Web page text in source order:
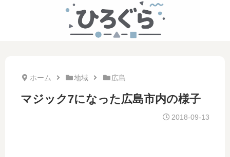
ホーム 地域 広島
マジック7になった広島市内の様子
2018-09-13